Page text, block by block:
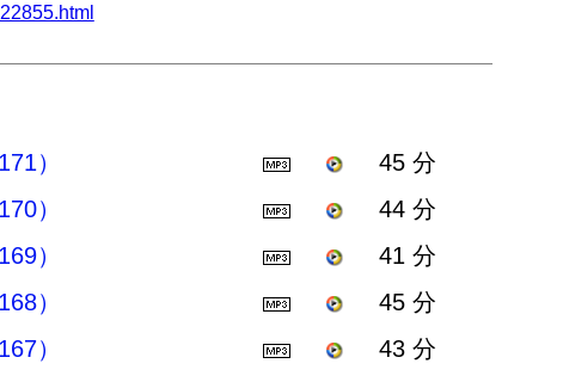
）
45 分
）
44 分
）
41 分
）
45 分
）
43 分